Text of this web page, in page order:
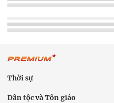
Thời sự
Dân tộc và Tôn giáo